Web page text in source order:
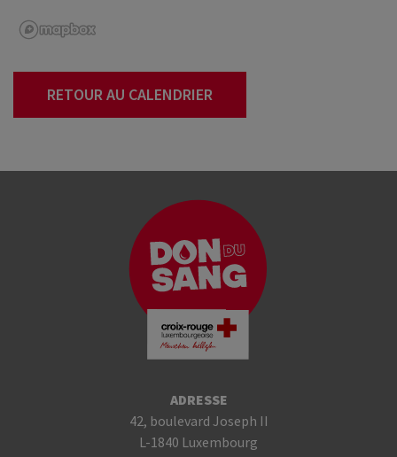
RETOUR AU CALENDRIER
ADRESSE
42, boulevard Joseph II
L-1840 Luxembourg